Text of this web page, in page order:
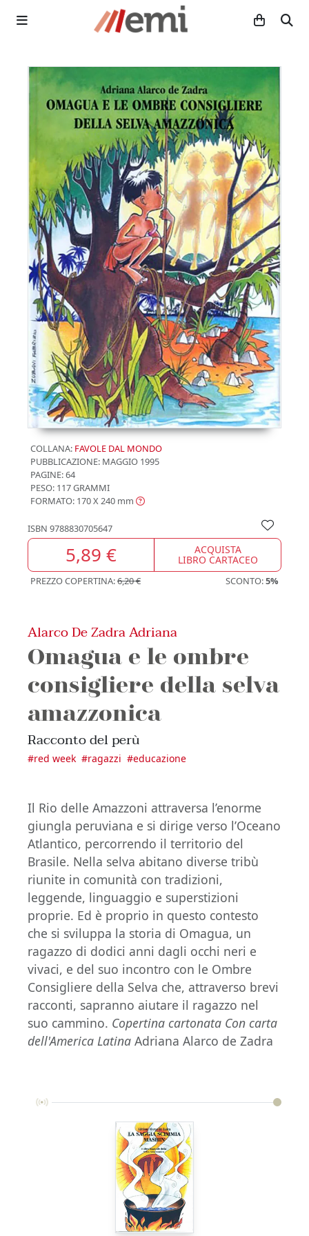
COLLANA: FAVOLE DAL MONDO
PUBBLICAZIONE: MAGGIO 1995
PAGINE: 64
PESO: 117 GRAMMI
FORMATO: 170 X 240 mm
ISBN 9788830705647
5,89 € ACQUISTA
LIBRO CARTACEO
PREZZO COPERTINA:6,20 € SCONTO:5%
Alarco De Zadra Adriana
Omagua e le ombre
consigliere della selva
amazzonica
Racconto del perù
#red week #ragazzi #educazione
Il Rio delle Amazzoni attraversa l’enorme
giungla peruviana e si dirige verso l’Oceano
Atlantico, percorrendo il territorio del
Brasile. Nella selva abitano diverse tribù
riunite in comunità con tradizioni,
leggende, linguaggio e superstizioni
proprie. Ed è proprio in questo contesto
che si sviluppa la storia di Omagua, un
ragazzo di dodici anni dagli occhi neri e
vivaci, e del suo incontro con le Ombre
Consigliere della Selva che, attraverso brevi
racconti, sapranno aiutare il ragazzo nel
suo cammino. Copertina cartonata Con carta
dell'America Latina Adriana Alarco de Zadra